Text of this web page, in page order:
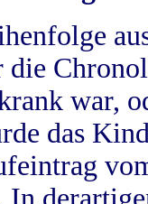
die
war,
das